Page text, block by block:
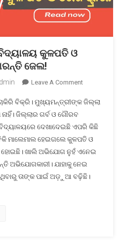
କୁଳପତି ଓ
ଜେଲ!
Leave A CommentOn
ଡ଼ିଡ଼ି
କୁଳପତି
ଓ
ରେଜିଷ୍ଟ୍ରାର୍‌,
ଯାଇପାରନ୍ତି
ଜେଲ!
ବିକ୍ରି। ମୁଖ୍ୟମନ୍ତ୍ରୀଙ୍କ ଜିଲ୍ଲା
ଜିଲ୍ଲାର ଗର୍ବ ଓ ଗୌରବ
ଦେଖାଦେଇଛି ଏପରି କିଛି
ମାଲେମାଲ ହେଇଗଲେ କୁଳପତି ଓ
ଖାଲି ଅଭିଯୋଗ ନୁହଁ ଏନେଇ
ଅଭିଯୋଗକାରୀ। ଯାହାକୁ ନେଇ
ତାଙ୍କ ପାଇଁ ଅଡ଼ୁଆ ବଢ଼ିଛି।